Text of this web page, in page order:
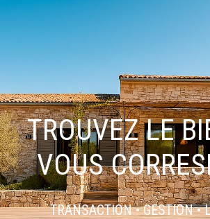
TROUVEZ LE
VOUS
TRANSACTION • GESTION •